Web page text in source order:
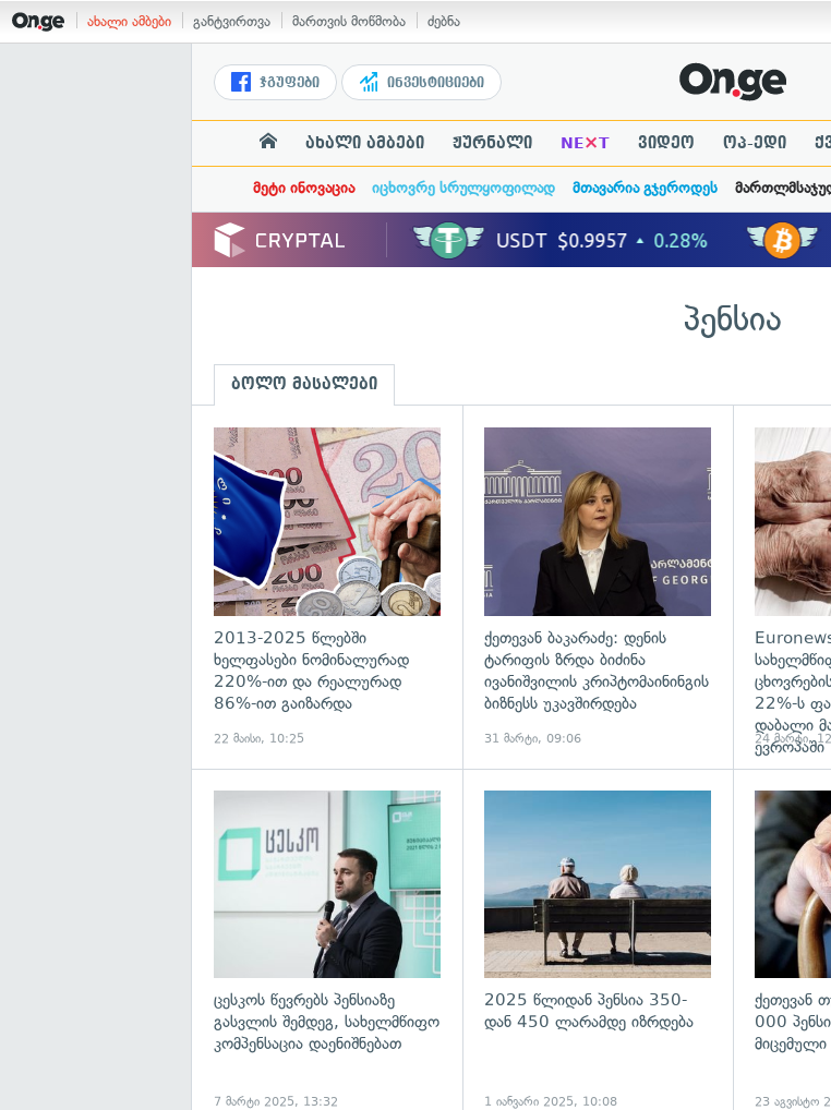
ახალი ამბები განტვირთვა მართვის მოწმობა ძებნა
ჯგუფები ინვესტიციები
ახალი ამბები ჟურნალი NE×T ვიდეო ოპ-ედი
მეტი ინოვაცია იცხოვრე სრულყოფილად მთავარია გჯეროდეს
პენსია
ბოლო მასალები
2013-2025 წლებში
ხელფასები ნომინალურად
220%-ით და რეალურად
86%-ით გაიზარდა
22 მაისი, 10:25
გადახედვა
ქეთევან ბაკარაძე: დენის
ტარიფის ზრდა ბიძინა
ივანიშვილის კრიპტომაინინგის
ბიზნესს უკავშირდება
31 მარტი, 09:06
22%-ს
დაბალი
ევროპაში
24 მარტი,
ცესკოს წევრებს პენსიაზე
გასვლის შემდეგ, სახელმწიფო
კომპენსაცია დაენიშნებათ
7 მარტი 2025, 13:32
გადახედვა
2025 წლიდან პენსია 350-
დან 450 ლარამდე იზრდება
1 იანვარი 2025, 10:08
ქეთევან
000
მიცემული
23 აგვისტო